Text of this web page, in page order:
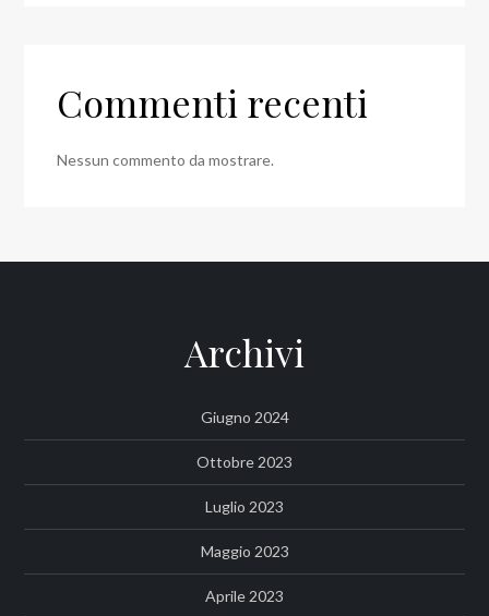
Commenti recenti
Nessun commento da mostrare.
Archivi
Giugno 2024
Ottobre 2023
Luglio 2023
Maggio 2023
Aprile 2023